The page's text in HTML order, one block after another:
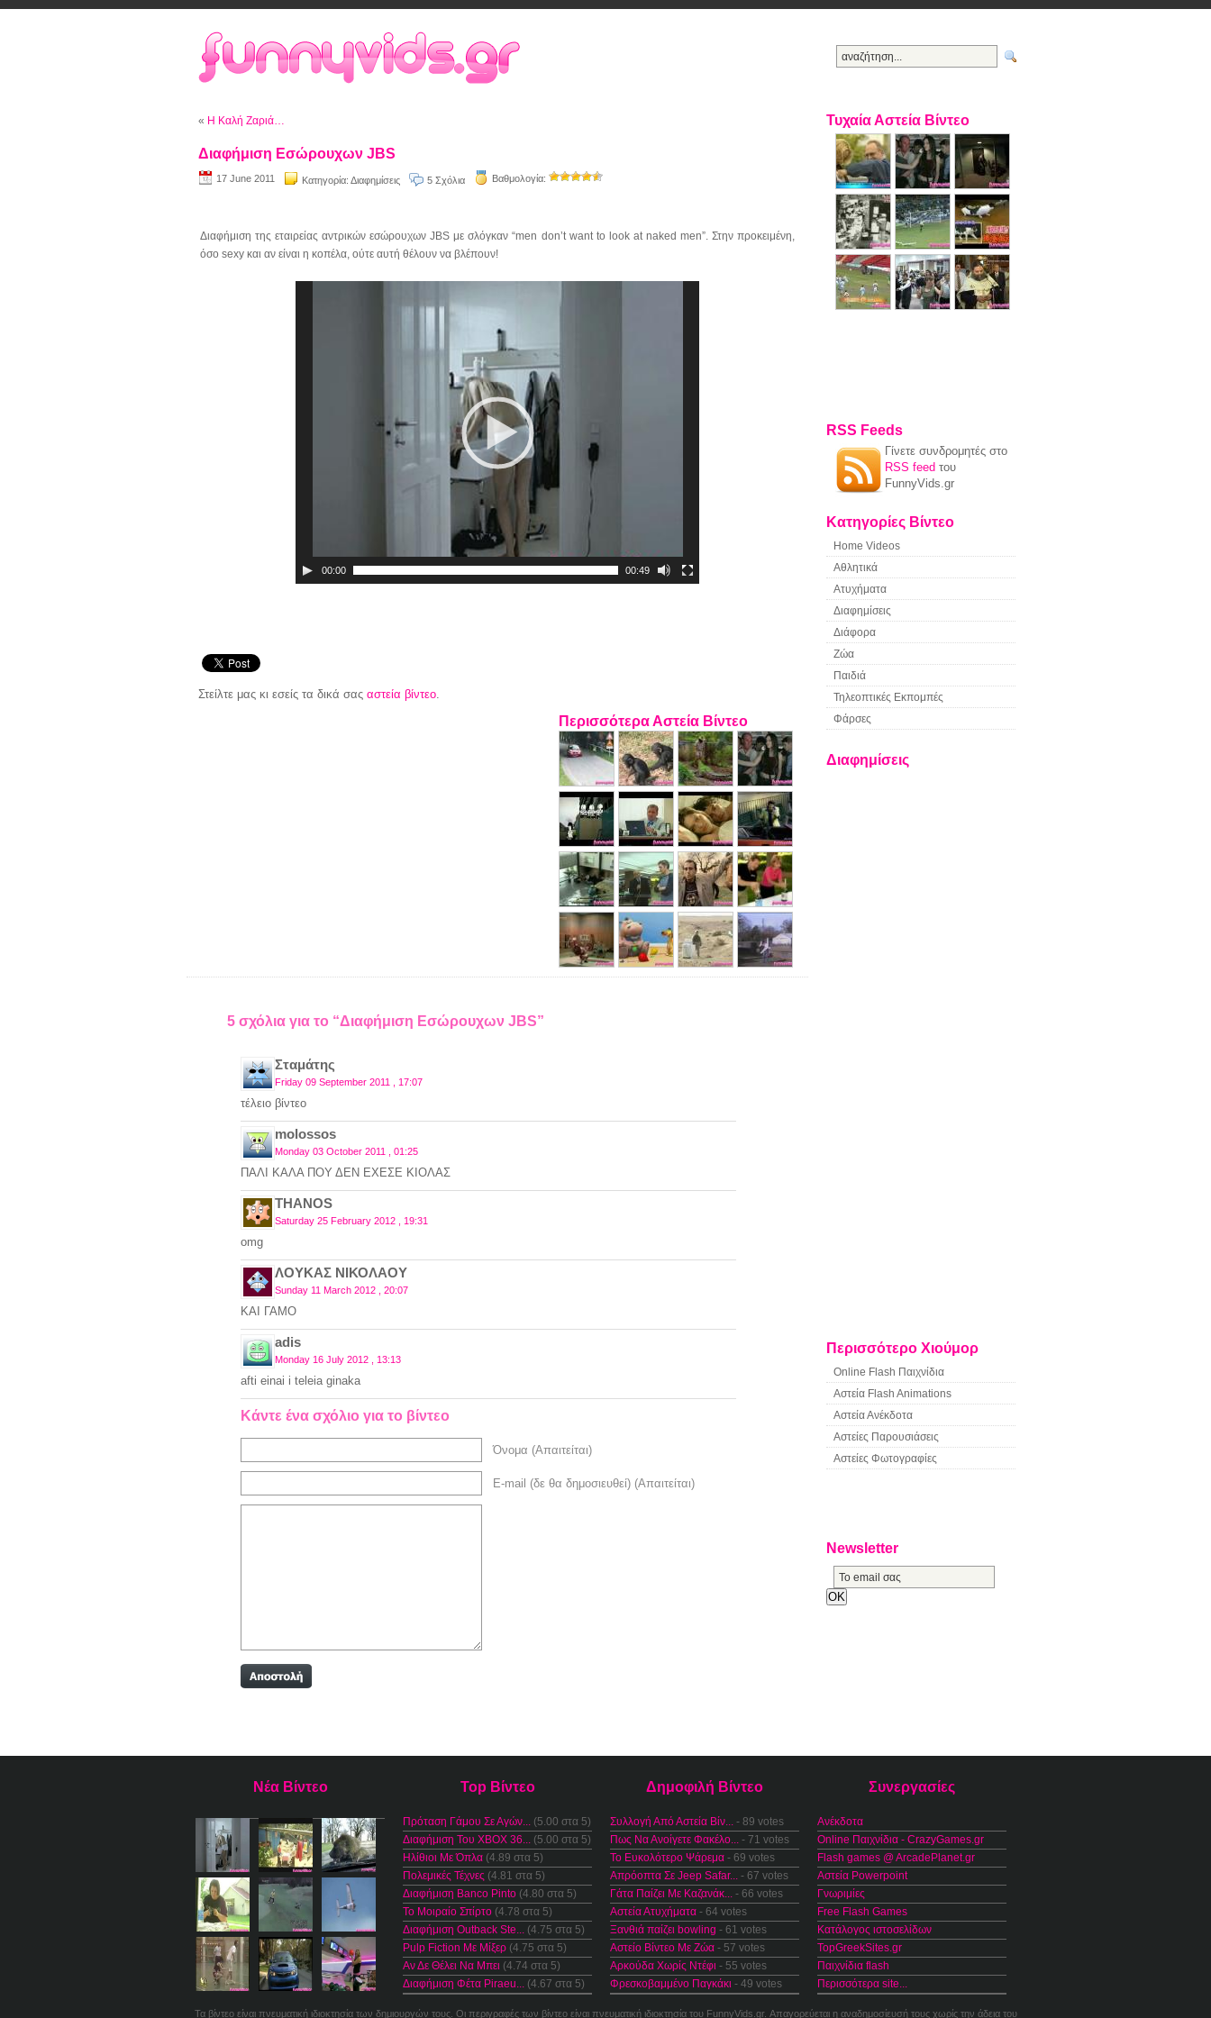
« Η Καλή Ζαριά…
Διαφήμιση Εσώρουχων JBS
17 June 2011 Κατηγορία: Διαφημίσεις 5 Σχόλια Βαθμολογία:
Διαφήμιση της εταιρείας αντρικών εσώρουχων JBS με σλόγκαν “men don’t want to look at naked men”. Στην προκειμένη,
όσο sexy και αν είναι η κοπέλα, ούτε αυτή θέλουν να βλέπουν!
00:00 00:49
Στείλτε μας κι εσείς τα δικά σας αστεία βίντεο.
Περισσότερα Αστεία Βίντεο
5 σχόλια για το “Διαφήμιση Εσώρουχων JBS”
Σταμάτης
Friday 09 September 2011 , 17:07
τέλειο βίντεο
molossos
Monday 03 October 2011 , 01:25
ΠΑΛΙ ΚΑΛΑ ΠΟΥ ΔΕΝ ΕΧΕΣΕ ΚΙΟΛΑΣ
THANOS
Saturday 25 February 2012 , 19:31
omg
ΛΟΥΚΑΣ ΝΙΚΟΛΑΟΥ
Sunday 11 March 2012 , 20:07
ΚΑΙ ΓΑΜΟ
adis
Monday 16 July 2012 , 13:13
afti einai i teleia ginaka
Κάντε ένα σχόλιο για το βίντεο
Όνομα (Απαιτείται)
E-mail (δε θα δημοσιευθεί) (Απαιτείται)
Τυχαία Αστεία Βίντεο
RSS Feeds
Γίνετε συνδρομητές στο
RSS feed του
FunnyVids.gr
Κατηγορίες Βίντεο
Home Videos
Αθλητικά
Ατυχήματα
Διαφημίσεις
Διάφορα
Ζώα
Παιδιά
Τηλεοπτικές Εκπομπές
Φάρσες
Διαφημίσεις
Περισσότερο Χιούμορ
Online Flash Παιχνίδια
Αστεία Flash Animations
Αστεία Ανέκδοτα
Αστείες Παρουσιάσεις
Αστείες Φωτογραφίες
Newsletter
Νέα Βίντεο Top Βίντεο
Πρόταση Γάμου Σε Αγών... (5.00 στα 5)
Διαφήμιση Του XBOX 36... (5.00 στα 5)
Ηλίθιοι Με Όπλα (4.89 στα 5)
Πολεμικές Τέχνες (4.81 στα 5)
Διαφήμιση Banco Pinto (4.80 στα 5)
Το Μοιραίο Σπίρτο (4.78 στα 5)
Διαφήμιση Outback Ste... (4.75 στα 5)
Pulp Fiction Με Μίξερ (4.75 στα 5)
Αν Δε Θέλει Να Μπει (4.74 στα 5)
Διαφήμιση Φέτα Piraeu... (4.67 στα 5)
Δημοφιλή Βίντεο
Συλλογή Από Αστεία Βίν... - 89 votes
Πως Να Ανοίγετε Φακέλο... - 71 votes
Το Ευκολότερο Ψάρεμα - 69 votes
Απρόοπτα Σε Jeep Safar... - 67 votes
Γάτα Παίζει Με Καζανάκ... - 66 votes
Αστεία Ατυχήματα - 64 votes
Ξανθιά παίζει bowling - 61 votes
Αστείο Βίντεο Με Ζώα - 57 votes
Αρκούδα Χωρίς Ντέφι - 55 votes
Φρεσκοβαμμένο Παγκάκι - 49 votes
Συνεργασίες
Ανέκδοτα
Online Παιχνίδια - CrazyGames.gr
Flash games @ ArcadePlanet.gr
Αστεία Powerpoint
Γνωριμίες
Free Flash Games
Κατάλογος ιστοσελίδων
TopGreekSites.gr
Παιχνίδια flash
Περισσότερα site...
Τα βίντεο είναι πνευματική ιδιοκτησία των δημιουργών τους. Οι περιγραφές των βίντεο είναι πνευματική ιδιοκτησία του FunnyVids.gr. Απαγορεύεται η αναδημοσίευσή τους χωρίς την άδεια του